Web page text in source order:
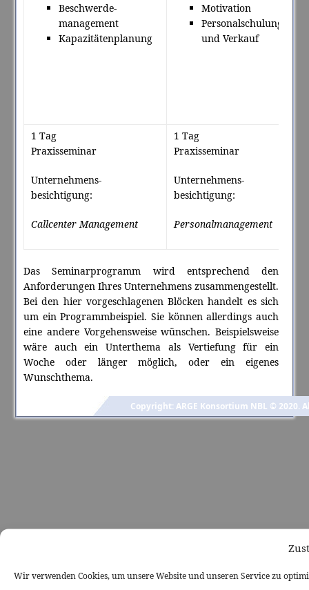
Wir verwenden Cookies, um unsere Website und unseren Service zu
Beschwerde-
management
Kapazitätenplanung
Motivation
Personalschulung
und Verkauf
1 Tag
Praxisseminar
Unternehmens-
besichtigung:
Callcenter Management
1 Tag
Praxisseminar
Unternehmens-
besichtigung:
Personalmanagement
Das Seminarprogramm wird entsprechend den
Anforderungen Ihres Unternehmens zusammengestellt.
Bei den hier vorgeschlagenen Blöcken handelt es sich
um ein Programmbeispiel. Sie können allerdings auch
eine andere Vorgehensweise wünschen. Beispielsweise
wäre auch ein Unterthema als Vertiefung für ein
Woche oder länger möglich, oder ein eigenes
Wunschthema.
Copyright: ARGE Konsortium NBL © 2020.